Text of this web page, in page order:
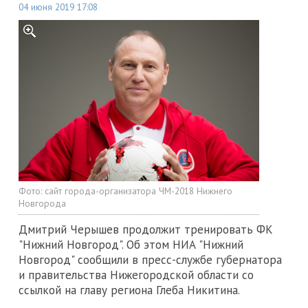
04 июня 2019 17:08
Фото: сайт города-организатора ЧМ-2018 Нижнего
Новгорода
Дмитрий Черышев продолжит тренировать ФК
"Нижний Новгород". Об этом НИА "Нижний
Новгород" сообщили в пресс-службе губернатора
и правительства Нижегородской области со
ссылкой на главу региона Глеба Никитина.